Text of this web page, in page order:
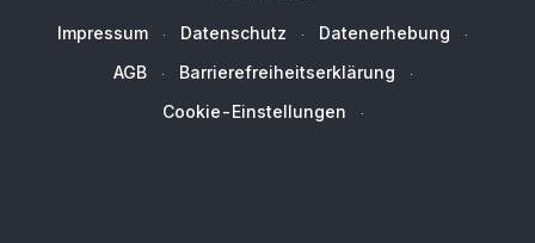
Impressum Datenschutz
Datenerhebung
AGB
Barrierefreiheitserklärung
Cookie-Einstellungen